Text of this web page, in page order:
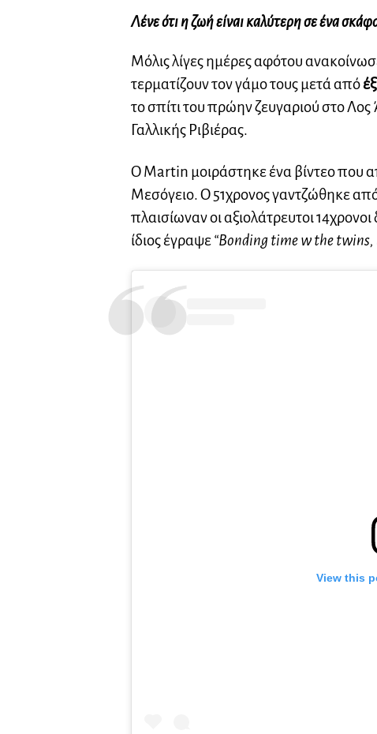
Λένε ότι η ζωή είναι καλύτερη σε ένα
Μόλις λίγες ημέρες αφότου
τερματίζουν τον γάμο τους μετά από
το σπίτι του πρώην ζευγαριού στο
Γαλλικής Ριβιέρας.
Ο Martin μοιράστηκε ένα βίντεο που
Μεσόγειο. Ο 51χρονος γαντζώθηκε
πλαισίωναν οι αξιολάτρευτοι
ίδιος έγραψε“Bonding time w the
View this